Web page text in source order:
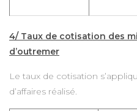
4/ Taux de cotisation des
d’outremer
Le taux de cotisation
d’affaires réalisé.